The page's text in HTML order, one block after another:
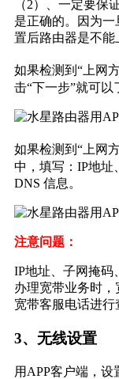
（2）、一定要保
是正确的。因为一
置后路由器是不能
如果检测到“上网
击“下一步”就可以
如果检测到“上网
中，填写：IP地址
DNS 信息。
注意问题：
IP地址、子网掩码
办理宽带业务时
宽带客服电话进行
3、无线设置
用APP客户端，设